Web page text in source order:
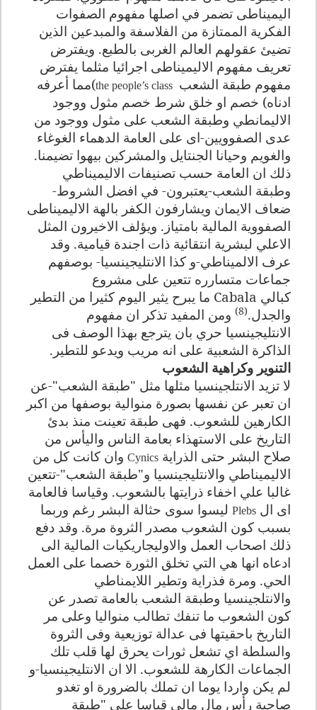
اليميناطى تضمر في اصلها مفهوم الصفوات
الفكرية الممتازة من الفلاسفة والمبدعين الذين
تضيئ عقولهم العالم الغربى بالطبع. ويفترض
تعريف مفهوم الاليميناطى اجرائيا مثلما يفترض
مفهوم طبقة الشعب the people’s class
(مما أعرفه
ادناه) خصم او خلق شرط خصم مثول ووجود
الاليمانطي وطبقة الشعب على مثول ووجود من
عدى الصفوويين-اى على العامة الدهماء الغوغاء
والغويم وحيانا الجنتايل والمشركين بيهوا تضيمنا.
ذلك ان العامة حسب تصنيفات الاليميناطي
وطبقة الشعب-يعتبرون- في افضل الشروط-
ضعاف الايمان ويشارفون الكفر بالهة الاليميناطى
الصفووية المالية بامتياز. ويؤلف الاخيرون المثل
الاعلي لبشرية انتقائية ذات اجندة قيامية. وقد
عرف الالميناطي-و كذا الانتليجينسيا- بوصفهم
جماعات متسارره تتعين على مشروع
كبالي Cabala ما يبرح يثير اليوم كثيرا من التطير
والجدل.(8)
ومن المفيد تذكر ان مفهوم
الانتليجينسيا حري بان يترجع بهذا الوصف فى
الذاكرة الشعبية على انه مريب ويدعو للتطير .
التنوير وكراهية الشعوب
لا تزيد الانتلجينسيا مثلها مثل "طبقة الشعب"-عن
ان تعبر عن نفسها بصورة منوالية بوصفها من اكبر
الكارهين للشعوب. فهى طبقة تعينت منذ بدئ
التاريخ على الاستهذاء بعامة الناس واليأس من
صلاح البشر حتى الذراية Cynics وان كانت كل من
الاليميناطي والانتليجينسيا و"طبقة الشعب"-تتعين
غالبا علي اخفاء ذرايتها بالشعوب. وقياسا فالعامة
اى ال Plebs ليسوا سوى حثالة البشر رغم وربما
بسبب كون الشعوب مصدر الثروة مرة. وقد دفع
ذلك اصحاب العمل والاوليجاريكيات المالية الى
ادعاه انها هي التي تخلق الثورة خصما على العمل
الحي. ومرة فذراية وتطير اللايمناطي
والانتلجينسيا وطبقة الشعب بالعامة تصدر عن
كون الشعوب ما تنفك تطالب منواليا وعلى مر
التاريخ باحقيتها فى عدالة توزيعية وفى الثروة
والسلطة اي تشعل ثورات يحرق لها قلب تلك
الجماعات الكارهة للشعوب. الا ان الانتليجينسيا-و
لم يكن واردا يوما ان تملك بالضرورة او تغدو
صاحبة رأس مال مالى قياسا على "طبقة